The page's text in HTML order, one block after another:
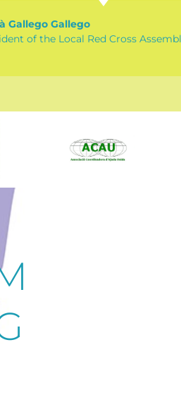
Gallego Gallego
of the Local Red Cross